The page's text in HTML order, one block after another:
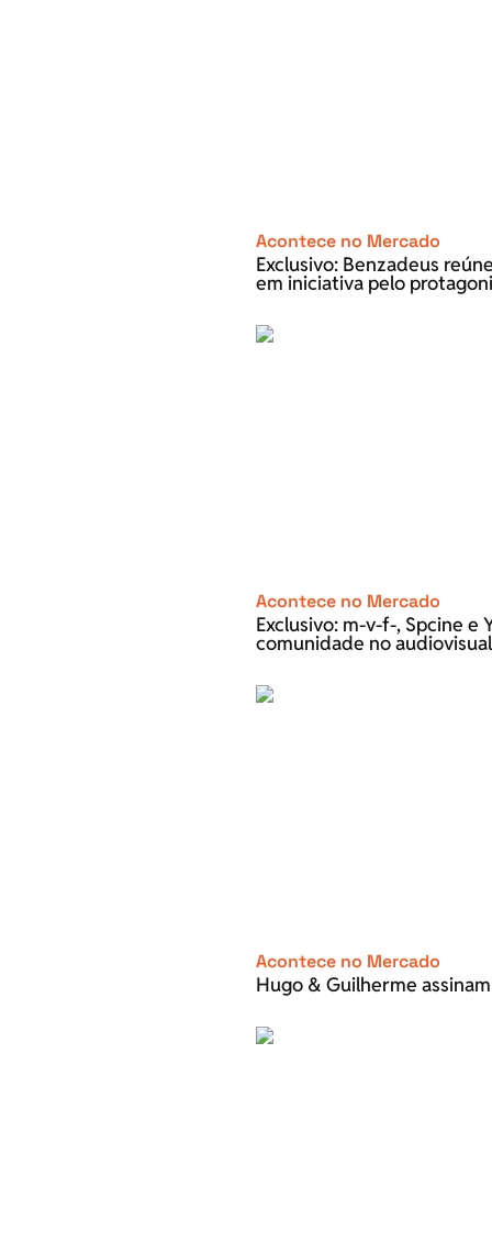
Acontece no Mercado
Exclusivo: Benzadeus
em iniciativa pelo
Acontece no Mercado
Exclusivo: m-v-f-, Spcine e
comunidade no audiovisual
Acontece no Mercado
Hugo & Guilherme